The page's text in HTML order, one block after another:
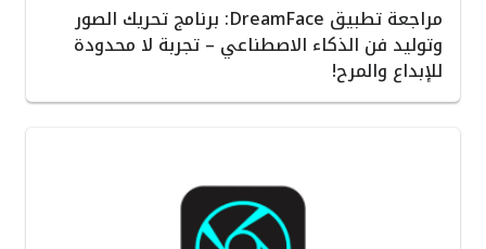
مراجعة تطبيق DreamFace: برنامج تحريك الصور
وتوليد فن الذكاء الاصطناعي – تجربة لا محدودة
للإبداع والمرح!